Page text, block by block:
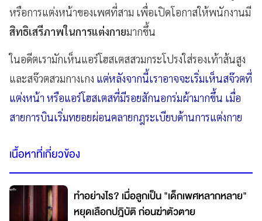
หรือการแต่งหน้าของเพศที่สาม เพื่อเปิดโอกาสให้พนักงานมี
สิทธิเสรีภาพในการแต่งกายมากขึ้น
ในอดีตเรามักเห็นแอร์โฮสเตสสวมกระโปรงใส่รองเท้าส้นสูง
และสจ๊วตสวมกางเกง แต่หลังจากนี้เราอาจจะเริ่มเห็นสจ๊วตที่
แต่งหน้า หรือแอร์โฮสเตสที่มีรอยสักนอกร่มผ้ามากขึ้น เมื่อ
สายการบินเริ่มทยอยผ่อนคลายกฎระเบียบด้านการแต่งกาย
เนื้อหาที่เกี่ยวข้อง
ทำอย่างไร? เมื่อลูกเป็น "เด็กเพศหลากหลาย"
หยุดเลือกปฎิบัติ ก่อนฆ่าตัวตาย